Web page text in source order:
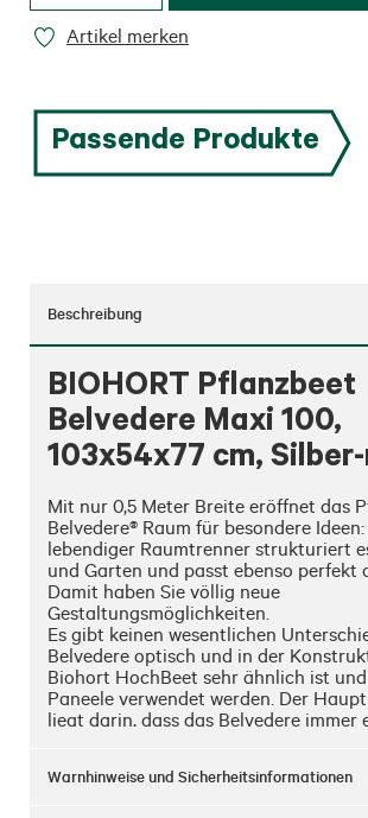
Artikel merken
Passende Produkte
Beschreibung
BIOHORT Pflanzbeet
Belvedere Maxi 100,
103x54x77 cm,
Mit nur 0,5 Meter Breite eröffnet das
Belvedere® Raum für besondere
lebendiger Raumtrenner strukturiert
und Garten und passt ebenso perfekt
Damit haben Sie völlig neue
Gestaltungsmöglichkeiten.
Es gibt keinen wesentlichen
Belvedere optisch und in der
Biohort HochBeet sehr ähnlich ist
Paneele verwendet werden. Der
liegt darin, dass das Belvedere immer
• Extrem langlebig
Warnhinweise und Sicherheitsinformationen